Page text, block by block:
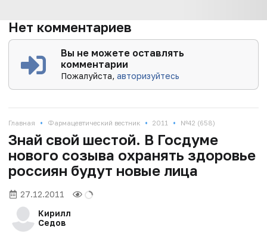
Нет комментариев
Вы не можете оставлять
комментарии
Пожалуйста,авторизуйтесь
Главная • Фармацевтический вестник • 2011 • №42 (658)
Знай свой шестой. В Госдуме
нового созыва охранять здоровье
россиян будут новые лица
27.12.2011
Кирилл
Седов